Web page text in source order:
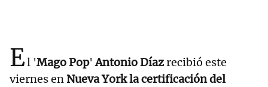
El 'Mago Pop'Antonio Díazrecibió este
viernes en Nueva York la certificación del